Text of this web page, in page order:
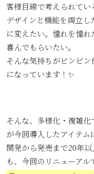
客様目線で考えられてい
デザインと機能を両立
に変えたい。憧れを憧
喜んでもらいたい。
そんな気持ちがビンビ
になっています！✨
そんな、多様化・複雑
が今回導入したアイテム
開発から発売まで20年
も、今回のリニューア